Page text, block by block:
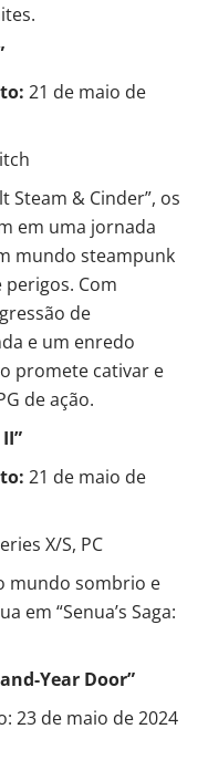
21 de maio de
Steam & Cinder”, os
em uma jornada
mundo steampunk
Com
de
e um enredo
promete cativar e
de ação.
21 de maio de
X/S, PC
mundo sombrio e
em “Senua’s Saga:
Year Door”
23 de maio de 2024